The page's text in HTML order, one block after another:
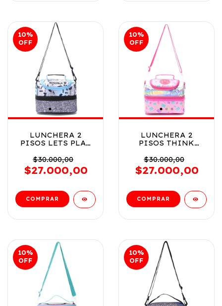
10%
OFF
LUNCHERA 2
PISOS LETS PLAY
COD 43091
$30.000,00
$27.000,00
10%
OFF
LUNCHERA 2
PISOS THINK
SKORA COD 43128
$30.000,00
$27.000,00
10%
OFF
10%
OFF